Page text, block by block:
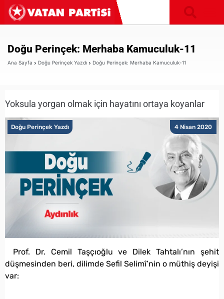
Doğu Perinçek: Merhaba Kamuculuk-11
Ana Sayfa Doğu Perinçek Yazdı Doğu Perinçek: Merhaba Kamuculuk-11
Yoksula yorgan olmak için hayatını ortaya koyanlar
4 Nisan 2020
Doğu Perinçek Yazdı
Prof. Dr. Cemil Taşçıoğlu ve Dilek Tahtalı’nın şehit
düşmesinden beri, dilimde Sefil Selimî’nin o müthiş deyişi
var: